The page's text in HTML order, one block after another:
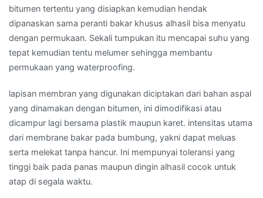
bitumen tertentu yang disiapkan kemudian hendak
dipanaskan sama peranti bakar khusus alhasil bisa menyatu
dengan permukaan. Sekali tumpukan itu mencapai suhu yang
tepat kemudian tentu melumer sehingga membantu
permukaan yang waterproofing.
lapisan membran yang digunakan diciptakan dari bahan aspal
yang dinamakan dengan bitumen, ini dimodifikasi atau
dicampur lagi bersama plastik maupun karet. intensitas utama
dari membrane bakar pada bumbung, yakni dapat meluas
serta melekat tanpa hancur. Ini mempunyai toleransi yang
tinggi baik pada panas maupun dingin alhasil cocok untuk
atap di segala waktu.